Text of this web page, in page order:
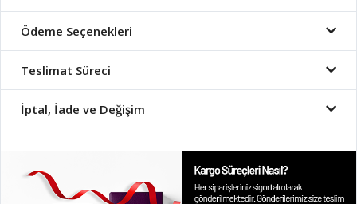
Ödeme Seçenekleri
Teslimat Süreci
İptal, İade ve Değişim